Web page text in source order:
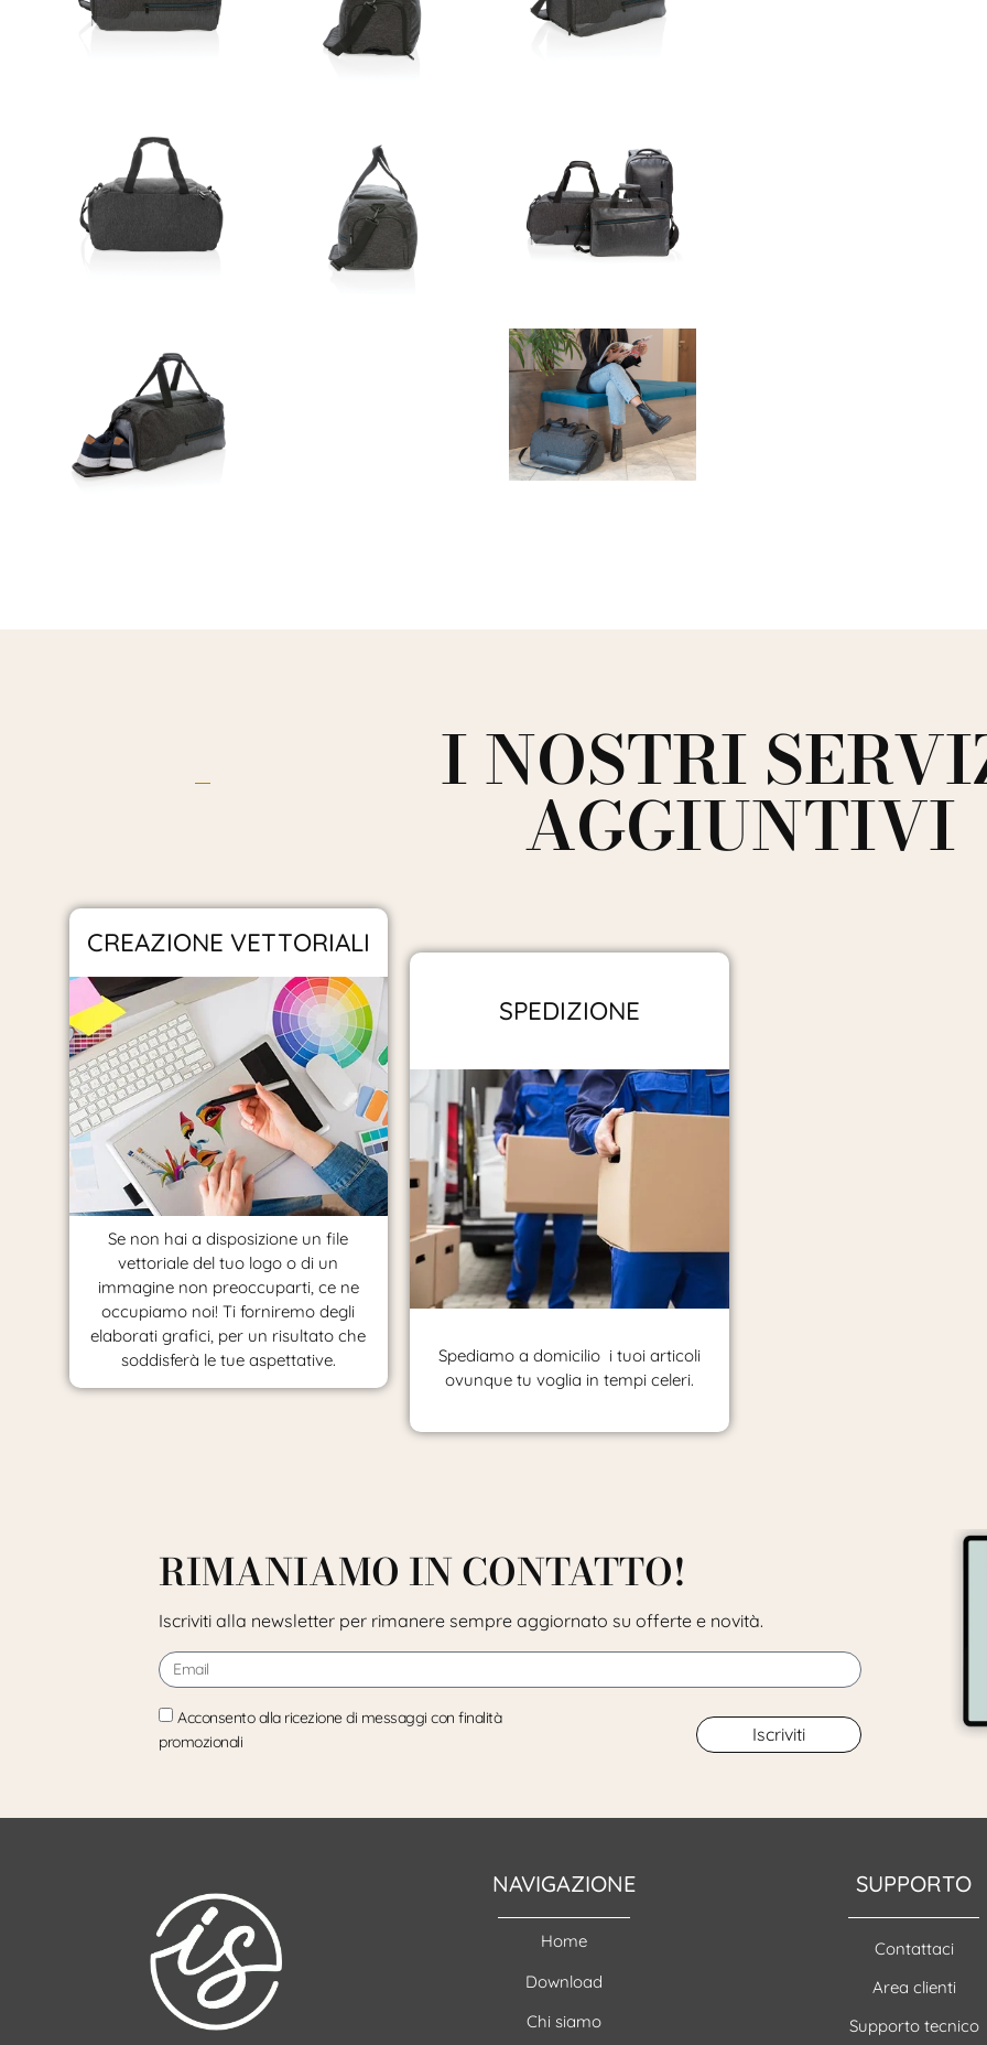
I NOSTRI
AGGIUNTIVI
CREAZIONE VETTORIALI
Se non hai a disposizione un file
vettoriale del tuo logo o di un
immagine non preoccuparti, ce ne
occupiamo noi! Ti forniremo degli
elaborati grafici, per un risultato che
soddisferà le tue aspettative.
SPEDIZIONE
Spediamo a domicilio i tuoi articoli
ovunque tu voglia in tempi celeri.
RIMANIAMO IN CONTATTO!
Iscriviti alla newsletter per rimanere sempre aggiornato su offerte e novità.
Acconsento alla ricezione di messaggi con finalità
promozionali
Iscriviti
NAVIGAZIONE
Home
Download
Chi siamo
SUPPORTO
Contattaci
Area clienti
Supporto tecnico